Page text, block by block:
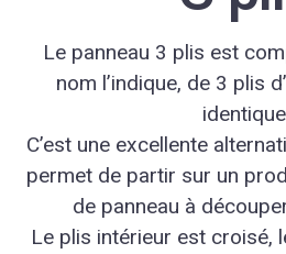
Le panneau 3 plis est
nom l’indique, de 3 plis
C’est une excellente
permet de partir sur un
de panneau à
Le plis intérieur est croisé,